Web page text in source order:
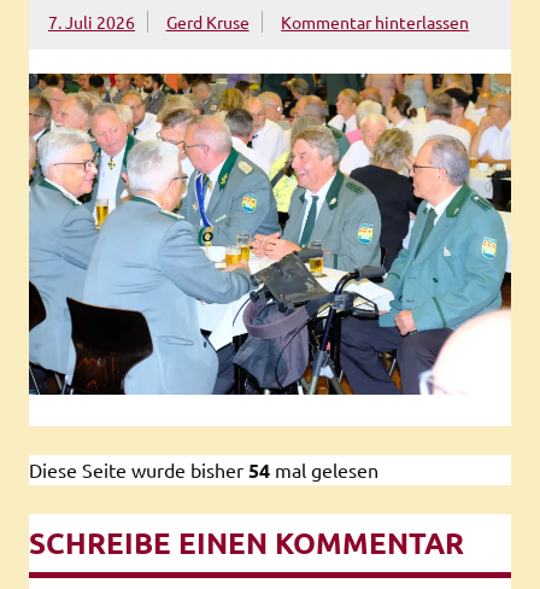
7. Juli 2026 Gerd Kruse Kommentar hinterlassen
Diese Seite wurde bisher 54 mal gelesen
SCHREIBE EINEN KOMMENTAR